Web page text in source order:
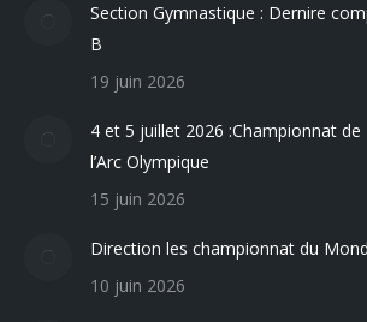
Section Gymnastique : Dernire
B
19 juin 2026
4 et 5 juillet 2026 :Championnat
l’Arc Olympique
15 juin 2026
Direction les championnat du
10 juin 2026